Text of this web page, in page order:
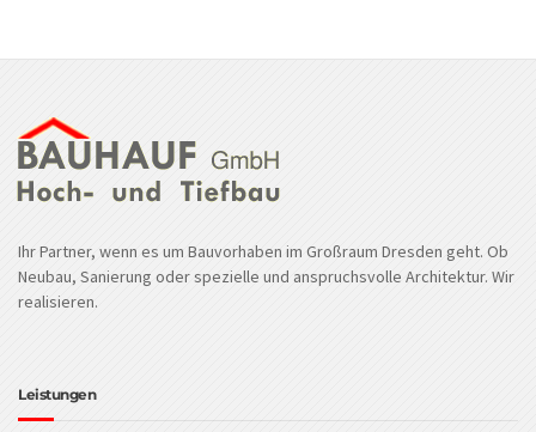
Ihr Partner, wenn es um Bauvorhaben im Großraum Dresden geht. Ob
Neubau, Sanierung oder spezielle und anspruchsvolle Architektur. Wir
realisieren.
Leistungen